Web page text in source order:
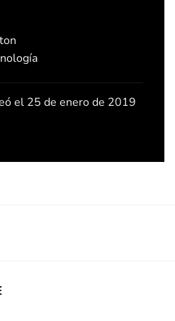
el 25 de enero de 2019